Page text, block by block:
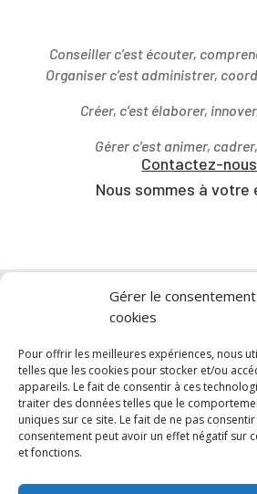
Gérer le
cookies
Pour offrir les meilleures expériences, nous
telles que les cookies pour stocker et/ou
appareils. Le fait de consentir à ces
traiter des données telles que le
uniques sur ce site. Le fait de ne pas
consentement peut avoir un effet négatif sur
et fonctions.
Conseiller c’est écouter,
Organiser c’est administrer,
Créer, c’est élaborer,
Gérer c’est animer,
Contactez-
Nous sommes à votre